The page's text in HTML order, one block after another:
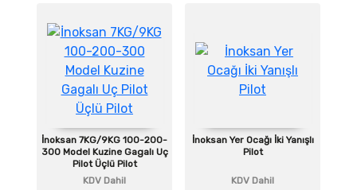
İnoksan 7KG/9KG 100-200-
300 Model Kuzine Gagalı Uç
Pilot Üçlü Pilot
KDV Dahil
İnoksan Yer Ocağı İki Yanışlı
Pilot
KDV Dahil